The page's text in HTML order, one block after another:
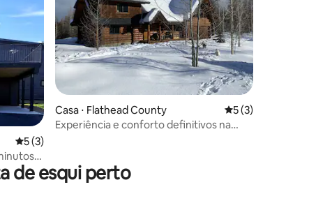
5 de uma avaliação média de 5, 3 avaliações
5 (3)
de
Casa ⋅ Flathead County 5 de uma
5 (3)
Experiência e conforto definitivos na
de esqui perto